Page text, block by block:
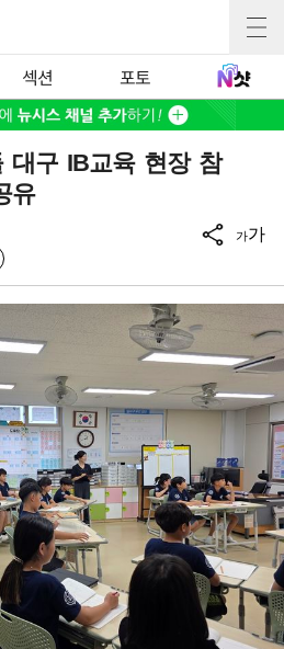
섹션 포토
대구 IB교육 현장 참
유
가가